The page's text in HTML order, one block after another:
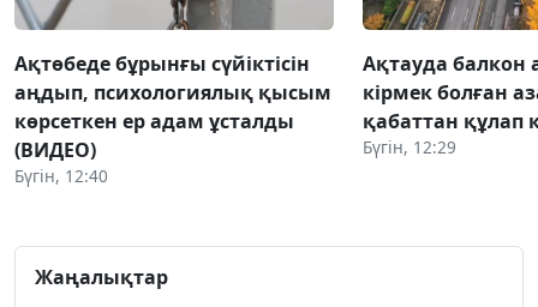
Ақтөбеде бұрынғы сүйіктісін
аңдып, психологиялық қысым
көрсеткен ер адам ұсталды
(ВИДЕО)
Бүгін, 12:40
Ақтауда балкон
кірмек болған
қабаттан құлап
Бүгін, 12:29
Жаңалықтар